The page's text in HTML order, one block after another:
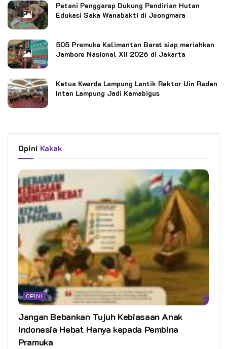
Petani Penggarap Dukung Pendirian Hutan
Edukasi Saka Wanabakti di Jeongmara
505 Pramuka Kalimantan Barat siap meriahkan
Jambore Nasional XII 2026 di Jakarta
Ketua Kwarda Lampung Lantik Rektor Uin Raden
Intan Lampung Jadi Kamabigus
Opini Kakak
OPINI
Jangan Bebankan Tujuh Kebiasaan Anak
Indonesia Hebat Hanya kepada Pembina
Pramuka